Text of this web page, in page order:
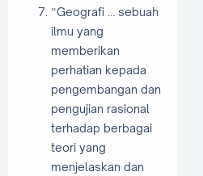
“Geografi … sebuah
ilmu yang
memberikan
perhatian kepada
pengembangan dan
pengujian rasional
terhadap berbagai
teori yang
menjelaskan dan